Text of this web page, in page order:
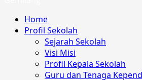
Primary
Menu
Home
Profil Sekolah
Sejarah Sekolah
Visi Misi
Profil Kepala Sekolah
Guru dan Tenaga